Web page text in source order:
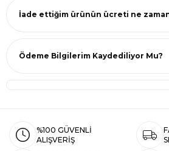
İade ettiğim ürünün ücreti ne
Ödeme Bilgilerim Kaydediliyor Mu?
%100 GÜVENLİ
ALIŞVERİŞ